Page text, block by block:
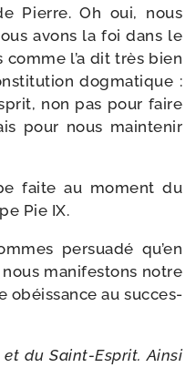
Pierre. Oh oui, nous
avons la foi dans le
comme l’a dit très bien
dog­ma­tique :
non pas pour faire
pour nous main­te­nir
faite au moment du
Pie IX.
per­sua­dé qu’en
mani­fes­tons notre
obéis­sance au suc­ces­
du Saint-​Esprit. Ainsi